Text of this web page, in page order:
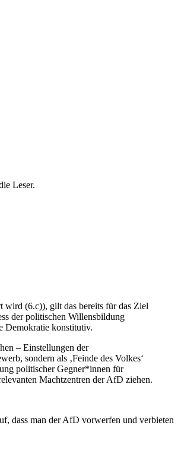
Leser.
wird (6.c)), gilt das bereits für das Ziel
der politischen Willensbildung
Demokratie konstitutiv.
– Einstellungen der
sondern als ‚Feinde des Volkes‘
politischer Gegner*innen für
Machtzentren der AfD ziehen.
dass man der AfD vorwerfen und verbieten